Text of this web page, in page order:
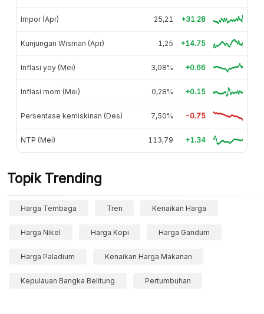
Impor (Apr) 25,21 +31.28
Kunjungan Wisman (Apr) 1,25 +14.75
Inflasi yoy (Mei) 3,08% +0.66
Inflasi mom (Mei) 0,28% +0.15
Persentase kemiskinan (Des) 7,50% -0.75
NTP (Mei) 113,79 +1.34
Topik Trending
Harga Tembaga Tren Kenaikan Harga
Harga Nikel Harga Kopi Harga Gandum
Harga Paladium Kenaikan Harga Makanan
Kepulauan Bangka Belitung Pertumbuhan